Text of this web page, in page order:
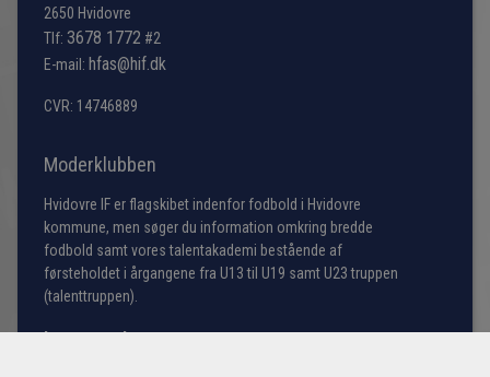
2650 Hvidovre
Tlf: 3678 1772 #2
E-mail: hfas@hif.dk
CVR: 14746889
Moderklubben
Hvidovre IF er flagskibet indenfor fodbold i Hvidovre
kommune, men søger du information omkring bredde
fodbold samt vores talentakademi bestående af
førsteholdet i årgangene fra U13 til U19 samt U23 truppen
(talenttruppen).
Læs mere her